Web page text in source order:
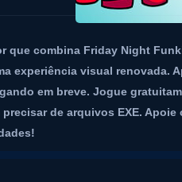
que combina Friday Night
experiência visual renovada.
em breve. Jogue
de arquivos EXE. Apoie